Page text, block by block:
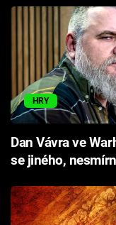
Sledujte prima+
Přihlášení
Sledujte nás
HRY
Dan Vávra ve
se jiného,